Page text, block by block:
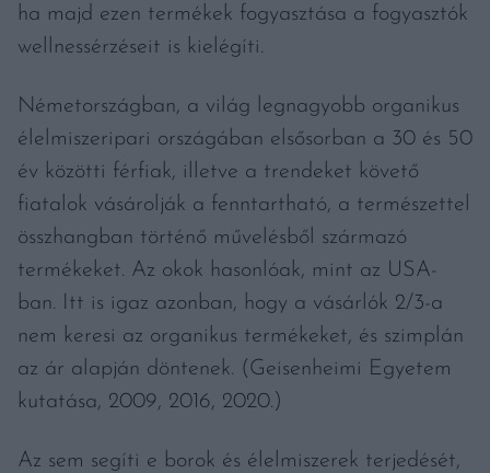
ha majd ezen termékek fogyasztása a fogyasztók
wellnessérzéseit is kielégíti.
Németországban, a világ legnagyobb organikus
élelmiszeripari országában elsősorban a 30 és 50
év közötti férfiak, illetve a trendeket követő
fiatalok vásárolják a fenntartható, a természettel
összhangban történő művelésből származó
termékeket. Az okok hasonlóak, mint az USA-
ban. Itt is igaz azonban, hogy a vásárlók 2/3-a
nem keresi az organikus termékeket, és szimplán
az ár alapján döntenek. (Geisenheimi Egyetem
kutatása, 2009, 2016, 2020.)
Az sem segíti e borok és élelmiszerek terjedését,